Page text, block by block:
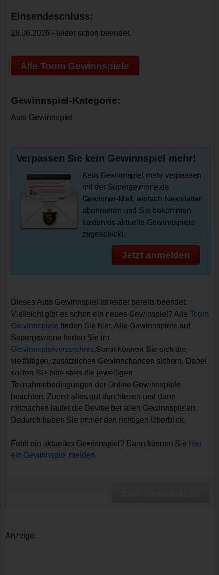
Einsendeschluss:
28.06.2026 - leider schon beendet.
Alle Toom Gewinnspiele
Gewinnspiel-Kategorie:
Auto Gewinnspiel
Verpassen Sie kein Gewinnspiel mehr!
Kein Gewinnspiel mehr verpassen
mit der Supergewinne.de
Gewinner-Mail: einfach Newsletter
abonnieren und Sie bekommen
kostenlos aktuelle Gewinnspiele
zugeschickt.
Jetzt anmelden
Dieses Auto Gewinnspiel ist leider bereits beendet.
Vielleicht gibt es schon ein neues Gewinspiel? AlleToom
Gewinnspiele finden Sie hier. Alle Gewinnspiele auf
Supergewinne finden Sie im
Gewinnspielverzeichnis.Somit können Sie sich die
vielfältigen, zusätzlichen Gewinnchancen sichern. Dabei
sollten Sie bitte stets die jeweiligen
Teilnahmebedingungen der Online Gewinnspiele
beachten. Zuerst alles gut durchlesen und dann
mitmachen lautet die Devise bei allen Gewinnspielen.
Dadurch haben Sie immer den richtigen Überblick.
Fehlt ein aktuelles Gewinnspiel? Dann können Sie hier
ein Gewinnspiel melden.
Anzeige: